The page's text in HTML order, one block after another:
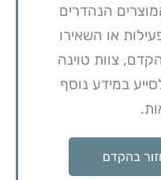
הנהדרים
או השאירו
צוות טוינה
במידע נוסף
בהקדם